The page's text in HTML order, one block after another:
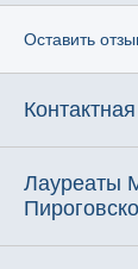
Оставить
Лауреаты